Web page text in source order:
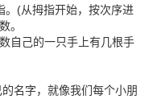
(从拇指开始，按次序进
。
己的一只手上有几根手
名字，就像我们每个小朋